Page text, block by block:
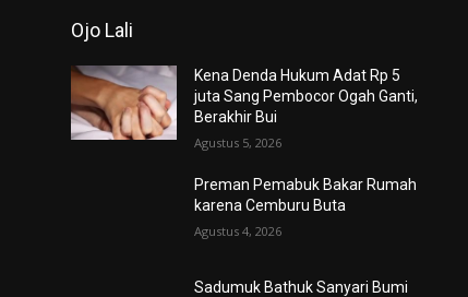
Ojo Lali
Kena Denda Hukum Adat Rp 5
juta Sang Pembocor Ogah Ganti,
Berakhir Bui
Agustus 5, 2026
Preman Pemabuk Bakar Rumah
karena Cemburu Buta
Agustus 4, 2026
Sadumuk Bathuk Sanyari Bumi